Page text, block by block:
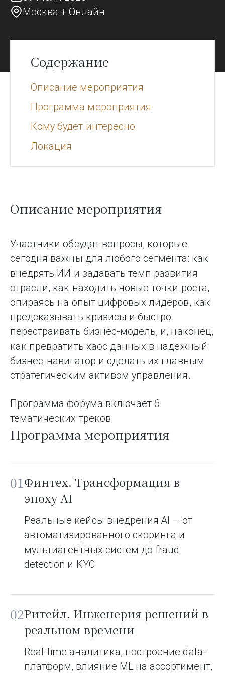
Москва + Онлайн
Содержание
Описание мероприятия
Программа мероприятия
Кому будет интересно
Локация
Описание мероприятия
Участники обсудят вопросы, которые
сегодня важны для любого сегмента: как
внедрять ИИ и задавать темп развития
отрасли, как находить новые точки роста,
опираясь на опыт цифровых лидеров, как
предсказывать кризисы и быстро
перестраивать бизнес-модель, и, наконец,
как превратить хаос данных в надежный
бизнес-навигатор и сделать их главным
стратегическим активом управления.
Программа форума включает 6
тематических треков.
Программа мероприятия
01Финтех. Трансформация в
эпоху AI
Реальные кейсы внедрения AI — от
автоматизированного скоринга и
мультиагентных систем до fraud
detection и KYC.
02Ритейл. Инженерия решений в
реальном времени
Real-time аналитика, построение data-
платформ, влияние ML на ассортимент,